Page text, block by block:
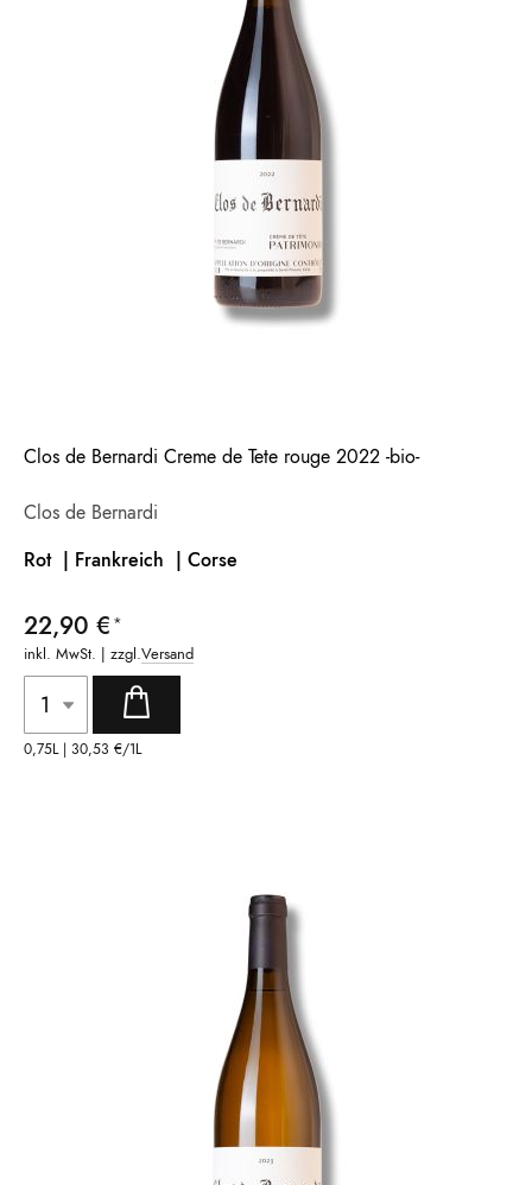
Clos de Bernardi Creme de Tete rouge 2022 -bio-
Clos de Bernardi
Rot | Frankreich | Corse
22,90 €
inkl. MwSt. | zzgl.Versand
0,75L | 30,53 €/1L